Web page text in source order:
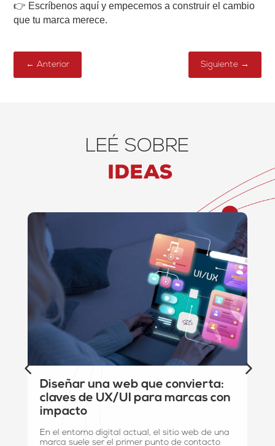
👉 Escríbenos aquí y empecemos a construir el cambio
que tu marca merece.
←Anterior Siguiente→
LEÉ SOBRE
ideas
Diseñar una web que convierta:
claves de UX/UI para marcas con
impacto
En el entorno digital actual, el sitio web de una
marca suele ser el primer punto de contacto